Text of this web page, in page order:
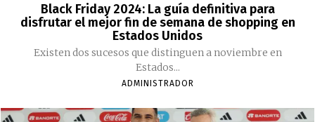
Black Friday 2024: La guía definitiva para
disfrutar el mejor fin de semana de shopping en
Estados Unidos
Existen dos sucesos que distinguen a noviembre en
Estados...
ADMINISTRADOR